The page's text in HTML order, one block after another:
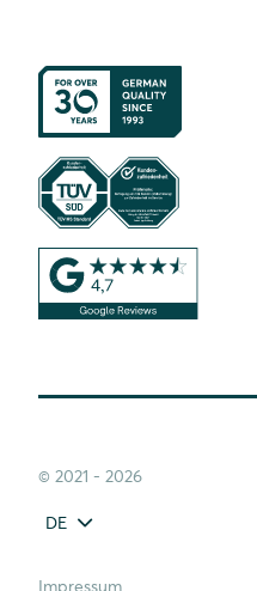
© 2021 - 2026
DE
Impressum